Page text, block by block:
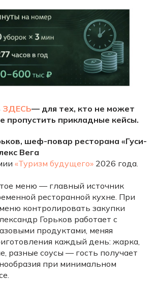
ЗДЕСЬ— для тех, кто не может
пропустить прикладные кейсы.
шеф-повар ресторана «Гуси-
Вега
«Туризм будущего» 2026 года.
меню — главный источник
ресторанной кухне. При
контролировать закупки
Горьков работает с
продуктами, меняя
каждый день: жарка,
разные соусы — гость получает
при минимальном